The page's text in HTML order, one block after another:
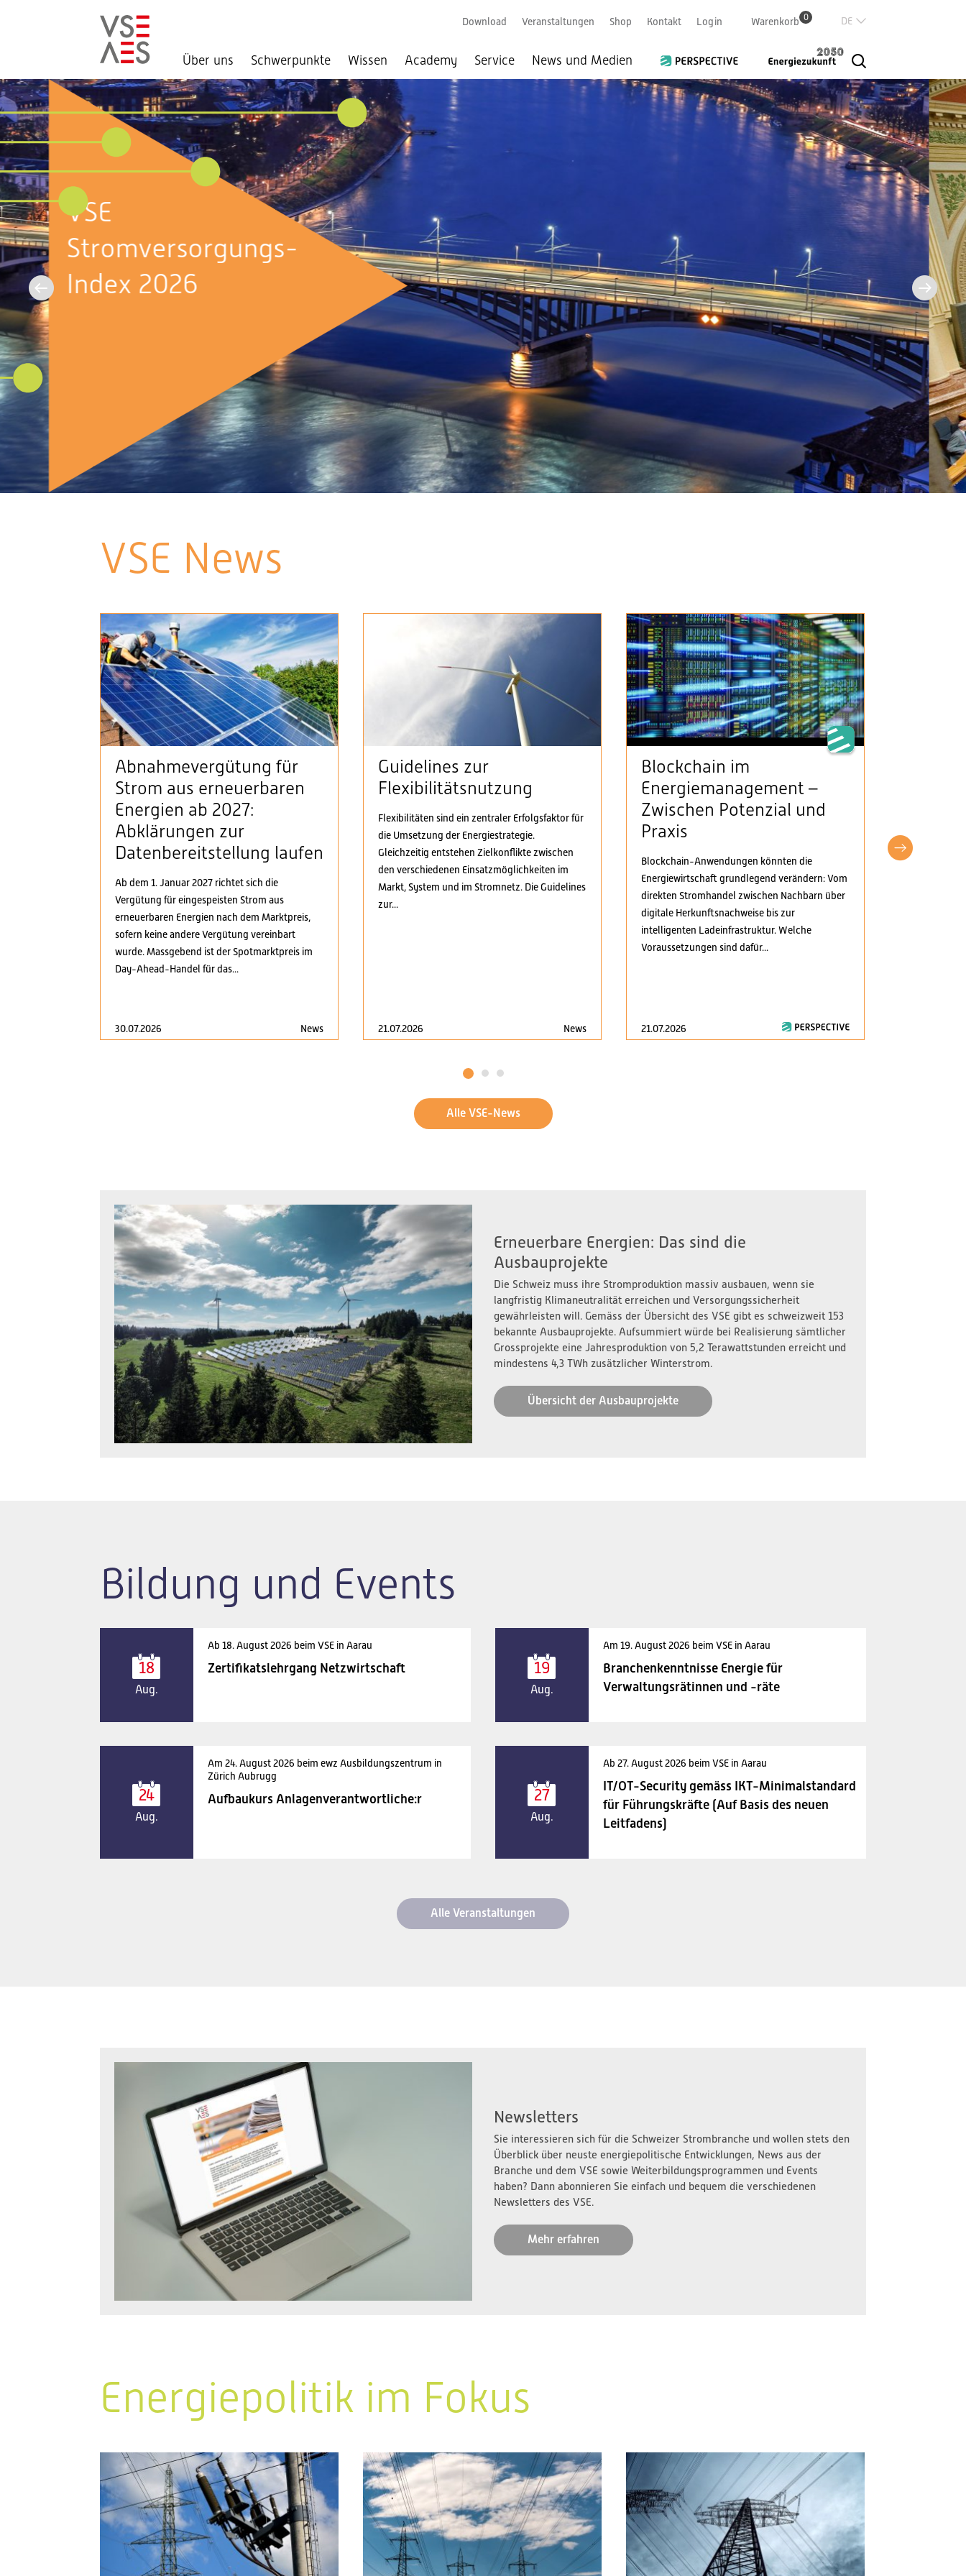
Direkt
zum
Inhalt
Über uns Schwerpunkte Wissen Academy Service News und Medien
Download Veranstaltungen Shop Kontakt Login Warenkorb 0
Aktuell im
Bundeshaus:
Sommersession 2026
VSE News
Abnahmevergütung für
Strom aus erneuerbaren
Energien ab 2027:
Abklärungen zur
Datenbereitstellung laufen
Ab dem 1. Januar 2027 richtet sich die
Vergütung für eingespeisten Strom aus
erneuerbaren Energien nach dem Marktpreis,
sofern keine andere Vergütung vereinbart
wurde. Massgebend ist der Spotmarktpreis im
Day-Ahead-Handel für das...
30.07.2026 News
Guidelines zur
Flexibilitätsnutzung
Flexibilitäten sind ein zentraler Erfolgsfaktor für
die Umsetzung der Energiestrategie.
Gleichzeitig entstehen Zielkonflikte zwischen
den verschiedenen Einsatzmöglichkeiten im
Markt, System und im Stromnetz. Die Guidelines
zur...
21.07.2026 News
Blockchain im
Energiemanagement –
Zwischen Potenzial und
Praxis
Blockchain-Anwendungen könnten die
Energiewirtschaft grundlegend verändern: Vom
direkten Stromhandel zwischen Nachbarn über
digitale Herkunftsnachweise bis zur
intelligenten Ladeinfrastruktur. Welche
Voraussetzungen sind dafür...
21.07.2026
fordert
1 2 3
Alle VSE-News
Erneuerbare Energien: Das sind die
Ausbauprojekte
Die Schweiz muss ihre Stromproduktion massiv ausbauen, wenn sie
langfristig Klimaneutralität erreichen und Versorgungssicherheit
gewährleisten will. Gemäss der Übersicht des VSE gibt es schweizweit 153
bekannte Ausbauprojekte. Aufsummiert würde bei Realisierung sämtlicher
Grossprojekte eine Jahresproduktion von 5,2 Terawattstunden erreicht und
mindestens 4,3 TWh zusätzlicher Winterstrom.
Übersicht der Ausbauprojekte
Bildung und Events
18
Aug.
Ab 18. August 2026 beim VSE in Aarau
Zertifikatslehrgang Netzwirtschaft 19
Aug.
Am 19. August 2026 beim VSE in Aarau
Branchenkenntnisse Energie für
Verwaltungsrätinnen und -räte
24
Aug.
Am 24. August 2026 beim ewz Ausbildungszentrum in
Zürich Aubrugg
Aufbaukurs Anlagenverantwortliche:r 27
Aug.
Ab 27. August 2026 beim VSE in Aarau
IT/OT-Security gemäss IKT-Minimalstandard
für Führungskräfte (Auf Basis des neuen
Leitfadens)
Alle Veranstaltungen
Newsletters
Sie interessieren sich für die Schweizer Strombranche und wollen stets den
Überblick über neuste energiepolitische Entwicklungen, News aus der
Branche und dem VSE sowie Weiterbildungsprogrammen und Events
haben? Dann abonnieren Sie einfach und bequem die verschiedenen
Newsletters des VSE.
Mehr erfahren
Energiepolitik im Fokus